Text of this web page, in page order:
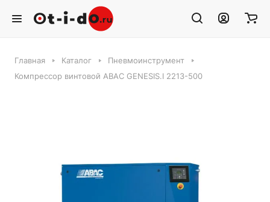
Главная Каталог
Пневмоинструмент
Компрессор винтовой ABAC GENESIS.I 2213-500